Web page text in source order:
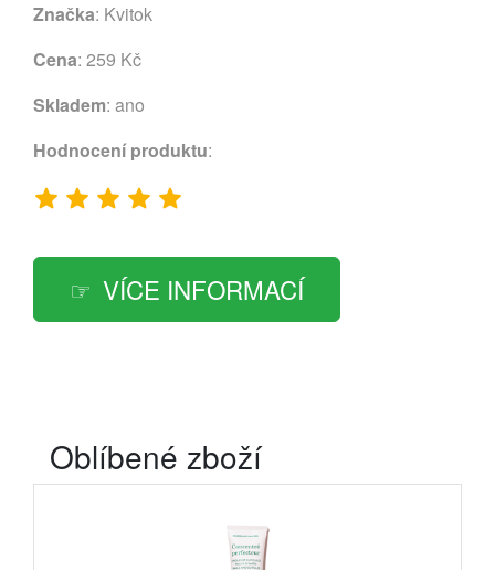
Značka: Kvitok
Cena: 259 Kč
Skladem: ano
Hodnocení produktu:
VÍCE INFORMACÍ
Oblíbené zboží